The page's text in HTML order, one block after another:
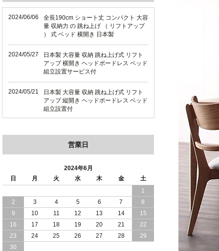
2024/06/06
全長190cm ショート丈 コンパクト 大容
量 収納力 の 跳ね上げ （ リフトアップ
） 式 ベッド 横開き 日本製
2024/05/27
日本製 大容量 収納 跳ね上げ式 リフト
アップ 横開き ヘッドボードレス ベッド
組立設置サービス付
2024/05/21
日本製 大容量 収納 跳ね上げ式 リフト
アップ 縦開き ヘッドボードレス ベッド
組立設置付
ド 組立設置 付き
日本製 収納 跳ね上げ式 リフトアップ
ベッド 縦開き ヘッドボード 組立設置サ
ービス付き
2024/04/23
すのこ の 床板 簡単 軽い コンパクトな
大容量 収納 跳ね上げ式 ベッド
2024/03/28
おすすめ クイーン キング ワイドキング
サイズ で 通気性ある すのこ仕様 大容
営業日
2024年6月
日
月 火 水 木 金
土
1
2
3 4 5 6 7
8
9
10 11 12 13 14
15
16
17 18 19 20 21
22
23
24 25 26 27 28
29
30